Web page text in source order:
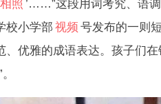
照 ’……”这段用词考究、语
校小学部 视频 号发布的一则
、优雅的成语表达。孩子们